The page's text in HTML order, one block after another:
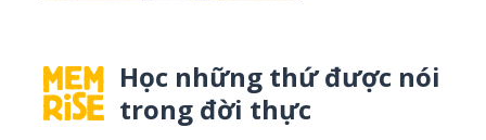
Học những thứ được nói
trong đời thực